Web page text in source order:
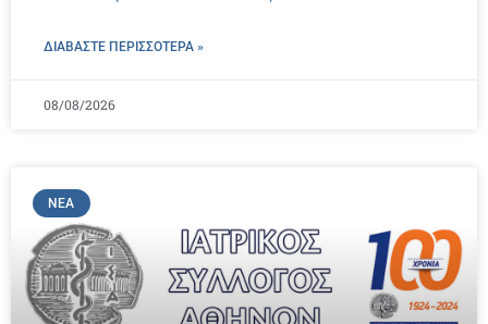
ΔΙΑΒΑΣΤΕ ΠΕΡΙΣΣΌΤΕΡΑ »
08/08/2026
ΝΈΑ